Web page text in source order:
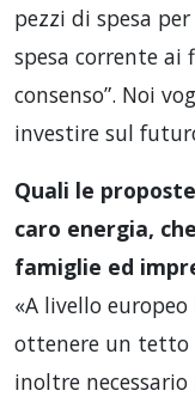
pezzi di spesa
spesa corrente ai
consenso”. Noi
investire sul
Quali le
caro energia,
famiglie ed
«A livello
ottenere un tetto
inoltre